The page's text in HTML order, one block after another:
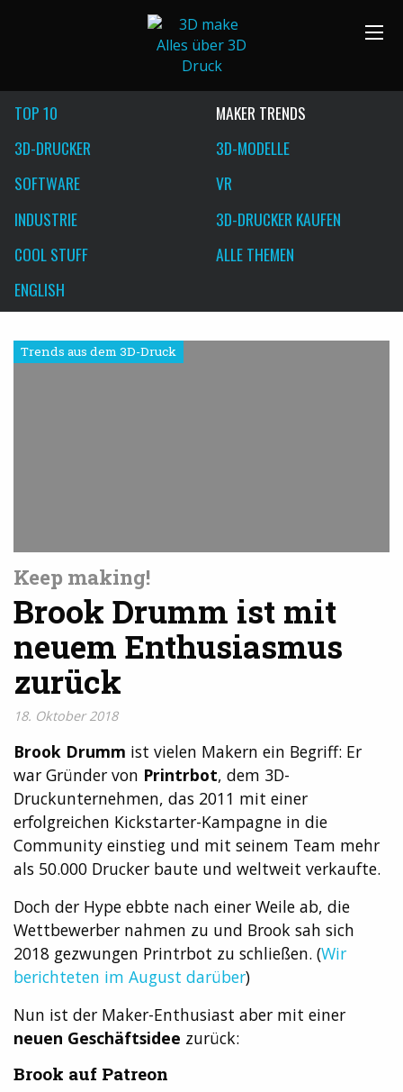
TOP 10
MAKER TRENDS
3D-DRUCKER
3D-MODELLE
SOFTWARE
VR
INDUSTRIE
3D-DRUCKER KAUFEN
COOL STUFF
ALLE THEMEN
ENGLISH
Trends aus dem 3D-Druck
Keep making!
Brook Drumm ist mit
neuem Enthusiasmus
zurück
18. Oktober 2018
Brook Drumm ist vielen Makern ein Begriff: Er
war Gründer von Printrbot, dem 3D-
Druckunternehmen, das 2011 mit einer
erfolgreichen Kickstarter-Kampagne in die
Community einstieg und mit seinem Team mehr
als 50.000 Drucker baute und weltweit verkaufte.
Doch der Hype ebbte nach einer Weile ab, die
Wettbewerber nahmen zu und Brook sah sich
2018 gezwungen Printrbot zu schließen. (Wir
berichteten im August darüber)
Nun ist der Maker-Enthusiast aber mit einer
neuen Geschäftsidee zurück:
Brook auf Patreon